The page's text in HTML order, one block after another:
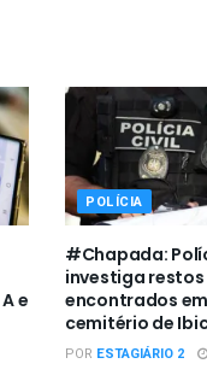
e
POLÍCIA
#Chapada:
investiga
encontrados
cemitério de
POR ESTAGIÁRIO 2